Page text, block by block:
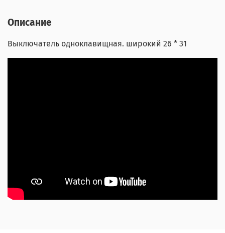
Описание
Выключатель одноклавищная. широкий 26 * 31